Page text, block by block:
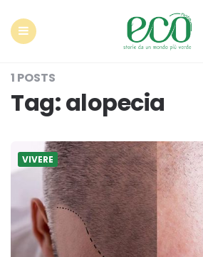
1 POSTS
Tag:alopecia
VIVERE